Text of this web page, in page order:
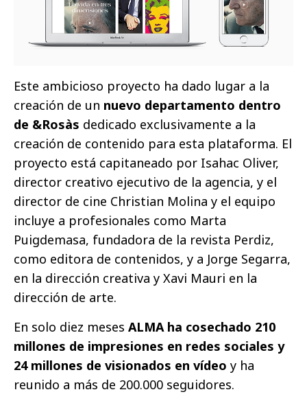
Este ambicioso proyecto ha dado lugar a la
creación de un nuevo departamento dentro
de &Rosàs dedicado exclusivamente a la
creación de contenido para esta plataforma. El
proyecto está capitaneado por Isahac Oliver,
director creativo ejecutivo de la agencia, y el
director de cine Christian Molina y el equipo
incluye a profesionales como Marta
Puigdemasa, fundadora de la revista Perdiz,
como editora de contenidos, y a Jorge Segarra,
en la dirección creativa y Xavi Mauri en la
dirección de arte.
En solo diez meses ALMA ha cosechado 210
millones de impresiones en redes sociales y
24 millones de visionados en vídeo y ha
reunido a más de 200.000 seguidores.